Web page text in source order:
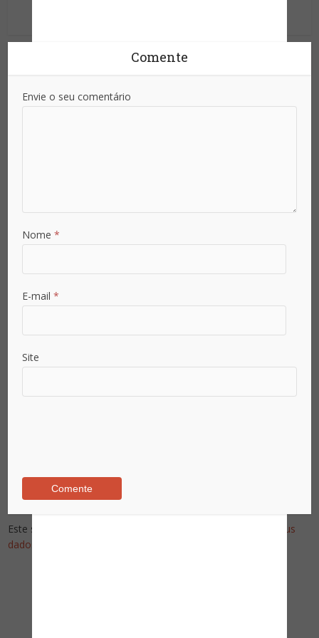
Comente
Envie o seu comentário
Nome*
E-mail*
Site
Este site utiliza o Akismet para reduzir spam.
Saiba como seus
dados em comentários são processados